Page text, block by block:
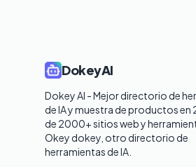
DokeyAI
Dokey AI - Mejor directorio de
de IA y muestra de productos en
de 2000+ sitios web y
Okey dokey, otro directorio de
herramientas de IA.